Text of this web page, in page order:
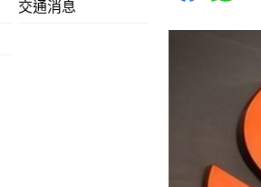
交通消息